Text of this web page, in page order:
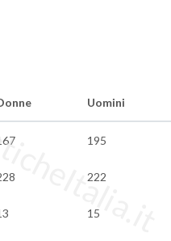
Uomini
195
222
15